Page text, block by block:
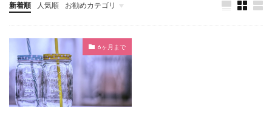
新着順 人気順 お勧めカテゴリ
-
6ヶ月まで